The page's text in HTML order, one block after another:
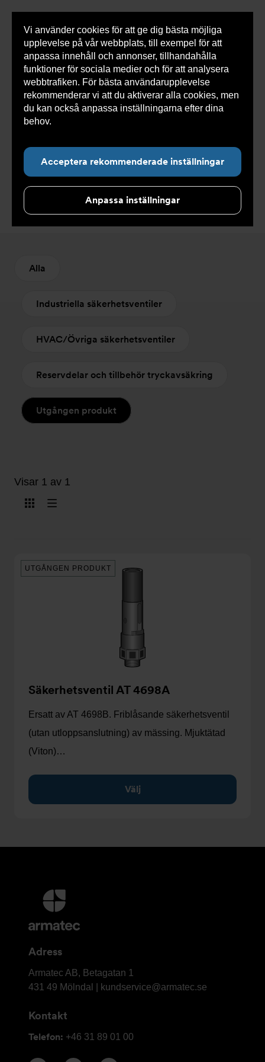
Vi använder cookies för att ge dig bästa möjliga
upplevelse på vår webbplats, till exempel för att
anpassa innehåll och annonser, tillhandahålla
funktioner för sociala medier och för att analysera
webbtrafiken. För bästa användarupplevelse
rekommenderar vi att du aktiverar alla cookies, men
du kan också anpassa inställningarna efter dina
behov.
Acceptera rekommenderade inställningar
Anpassa inställningar
0 varorSnabborder
Du
här:
Armatec > Produkter > Tryckavsäkring
>
Utgången produkt
Utgången produkt
Alla
Industriella säkerhetsventiler
HVAC/Övriga säkerhetsventiler
Reservdelar och tillbehör tryckavsäkring
Utgången produkt
Visar 1 av 1
Visa
Visa
UTGÅNGEN PRODUKT
Säkerhetsventil AT 4698A
Ersatt av AT 4698B. Friblåsande säkerhetsventil
(utan utloppsanslutning) av mässing. Mjuktätad
(Viton)…
Välj
Ytterligare
information
och
Adress
Armatec
AB
Armatec AB, Betagatan 1
431 49 Mölndal |
kundservice@armatec.se
Kontakt
Telefon: +46 31 89 01 00